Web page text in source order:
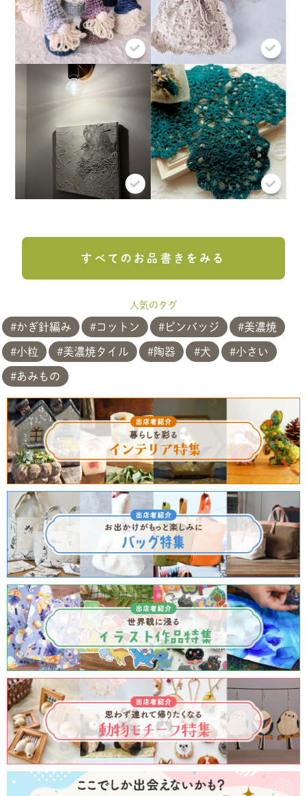
すべてのお品書きをみる
人気のタグ
かぎ針編み コットン ピンバッジ 美濃焼
小粒 美濃焼タイル 陶器 犬 小さい
あみもの
共有方法を選択